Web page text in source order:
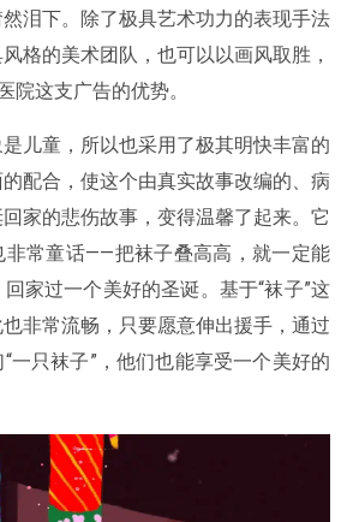
泪下。除了极具艺术功力的表现手法
格的美术团队，也可以以画风取胜，
院这支广告的优势。
儿童，所以也采用了极其明快丰富的
配合，使这个由真实故事改编的、病
家的悲伤故事，变得温馨了起来。它
非常童话——把袜子叠高高，就一定能
家过一个美好的圣诞。基于“袜子”这
非常流畅，只要愿意伸出援手，通过
一只袜子”，他们也能享受一个美好的